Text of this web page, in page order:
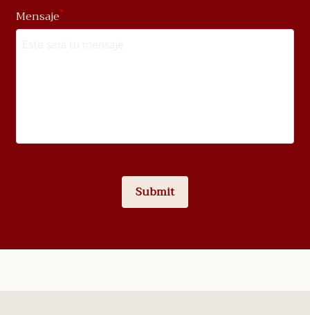
Mensaje*
Submit